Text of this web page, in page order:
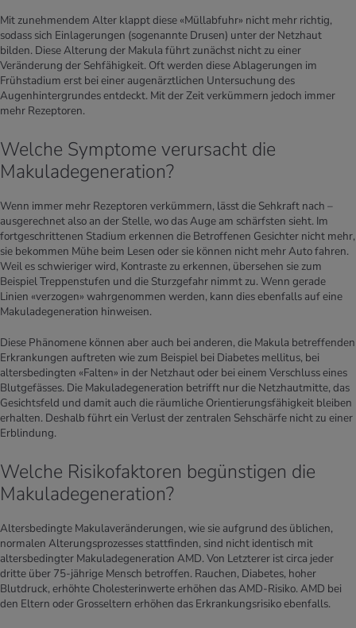
Mit zunehmendem Alter klappt diese «Müllabfuhr» nicht mehr richtig,
sodass sich Einlagerungen (sogenannte Drusen) unter der Netzhaut
bilden. Diese Alterung der Makula führt zunächst nicht zu einer
Veränderung der Sehfähigkeit. Oft werden diese Ablagerungen im
Frühstadium erst bei einer augenärztlichen Untersuchung des
Augenhintergrundes entdeckt. Mit der Zeit verkümmern jedoch immer
mehr Rezeptoren.
Welche Symptome verursacht die
Makuladegeneration?
Wenn immer mehr Rezeptoren verkümmern, lässt die Sehkraft nach –
ausgerechnet also an der Stelle, wo das Auge am schärfsten sieht. Im
fortgeschrittenen Stadium erkennen die Betroffenen Gesichter nicht mehr,
sie bekommen Mühe beim Lesen oder sie können nicht mehr Auto fahren.
Weil es schwieriger wird, Kontraste zu erkennen, übersehen sie zum
Beispiel Treppenstufen und die Sturzgefahr nimmt zu. Wenn gerade
Linien «verzogen» wahrgenommen werden, kann dies ebenfalls auf eine
Makuladegeneration hinweisen.
Diese Phänomene können aber auch bei anderen, die Makula betreffenden
Erkrankungen auftreten wie zum Beispiel bei Diabetes mellitus, bei
altersbedingten «Falten» in der Netzhaut oder bei einem Verschluss eines
Blutgefässes. Die Makuladegeneration betrifft nur die Netzhautmitte, das
Gesichtsfeld und damit auch die räumliche Orientierungsfähigkeit bleiben
erhalten. Deshalb führt ein Verlust der zentralen Sehschärfe nicht zu einer
Erblindung.
Welche Risikofaktoren begünstigen die
Makuladegeneration?
Altersbedingte Makulaveränderungen, wie sie aufgrund des üblichen,
normalen Alterungsprozesses stattfinden, sind nicht identisch mit
altersbedingter Makuladegeneration AMD. Von Letzterer ist circa jeder
dritte über 75-jährige Mensch betroffen. Rauchen, Diabetes, hoher
Blutdruck, erhöhte Cholesterinwerte erhöhen das AMD-Risiko. AMD bei
den Eltern oder Grosseltern erhöhen das Erkrankungsrisiko ebenfalls.